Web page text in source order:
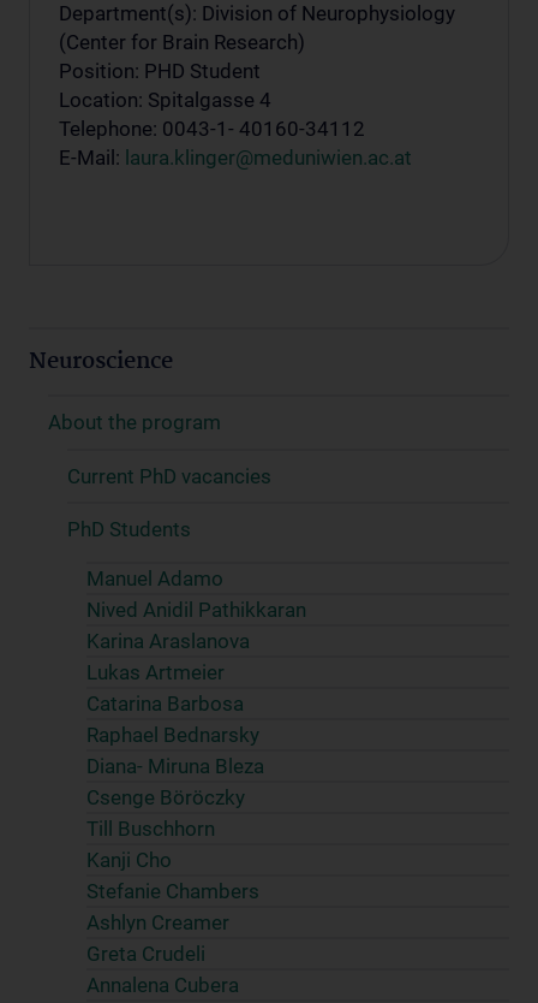
Department(s): Division of Neurophysiology
(Center for Brain Research)
Position: PHD Student
Location: Spitalgasse 4
Telephone: 0043-1- 40160-34112
E-Mail: laura.klinger@meduniwien.ac.at
Neuroscience
About the program
Current PhD vacancies
PhD Students
Manuel Adamo
Nived Anidil Pathikkaran
Karina Araslanova
Lukas Artmeier
Catarina Barbosa
Raphael Bednarsky
Diana- Miruna Bleza
Csenge Böröczky
Till Buschhorn
Kanji Cho
Stefanie Chambers
Ashlyn Creamer
Greta Crudeli
Annalena Cubera